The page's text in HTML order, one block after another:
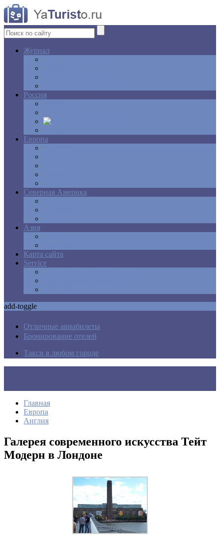
Журнал
Россия
Европа
Северная Америка
Азия
Карта сайта
Service
add-toggle
Отличные авиабилеты
Бронирование отелей
Такси в любом городе
Главная
Европа
Англия
Галерея современного искусства Тейт
Модерн в Лондоне